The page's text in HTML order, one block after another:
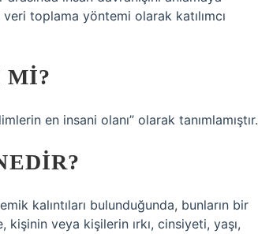
toplama yöntemi olarak katılımcı
MI?
en insani olanı” olarak tanımlamıştır.
kalıntıları bulunduğunda, bunların bir
veya kişilerin ırkı, cinsiyeti, yaşı,